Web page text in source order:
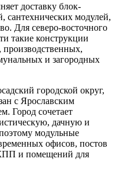
доставку блок-
сантехнических модулей,
Для северо-восточного
такие конструкции
производственных,
и загородных
городской округ,
с Ярославским
Город сочетает
дачную и
модульные
офисов, постов
и помещений для